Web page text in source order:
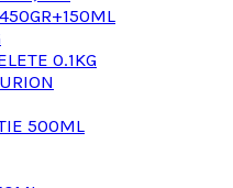
0.1KG
500ML